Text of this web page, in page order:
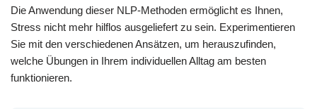
Die Anwendung dieser NLP-Methoden ermöglicht es Ihnen,
Stress nicht mehr hilflos ausgeliefert zu sein. Experimentieren
Sie mit den verschiedenen Ansätzen, um herauszufinden,
welche Übungen in Ihrem individuellen Alltag am besten
funktionieren.